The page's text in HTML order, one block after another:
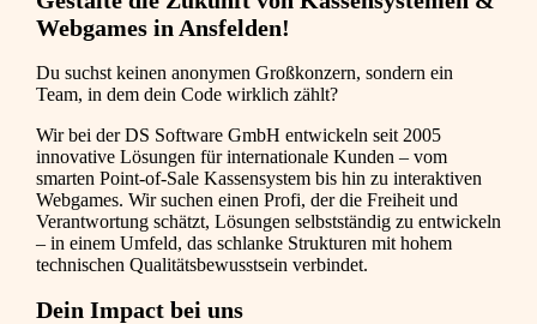
Webgames in Ansfelden!
Du suchst keinen anonymen Großkonzern, sondern ein
Team, in dem dein Code wirklich zählt?
Wir bei der DS Software GmbH entwickeln seit 2005
innovative Lösungen für internationale Kunden – vom
smarten Point-of-Sale Kassensystem bis hin zu interaktiven
Webgames. Wir suchen einen Profi, der die Freiheit und
Verantwortung schätzt, Lösungen selbstständig zu entwickeln
– in einem Umfeld, das schlanke Strukturen mit hohem
technischen Qualitätsbewusstsein verbindet.
Dein Impact bei uns